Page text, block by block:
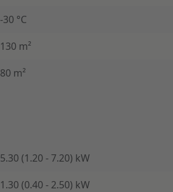
-30 °C
130 m²
80 m²
5.30 (1.20 - 7.20) kW
1.30 (0.40 - 2.50) kW